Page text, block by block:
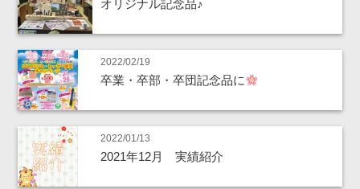
オリジナル記念品♪
2022/02/19
卒業・卒部・卒団記念品に
2022/01/13
2021年12月 実績紹介